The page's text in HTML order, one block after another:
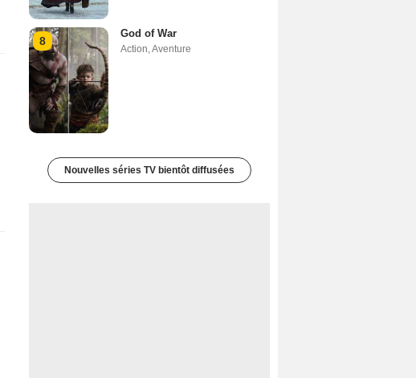
8
God of War
Action Aventure
Nouvelles séries TV bientôt diffusées